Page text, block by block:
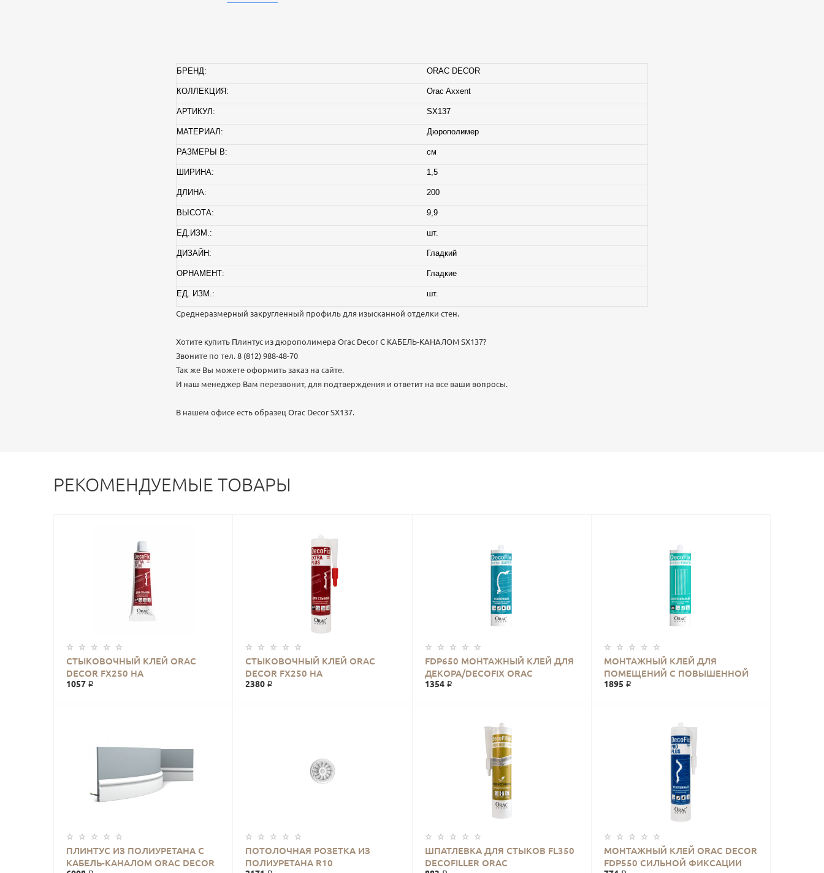
БРЕНД: ORAC DECOR
КОЛЛЕКЦИЯ: Orac Axxent
АРТИКУЛ: SX137
МАТЕРИАЛ: Дюрополимер
РАЗМЕРЫ В: см
ШИРИНА: 1,5
ДЛИНА: 200
ВЫСОТА: 9,9
ЕД.ИЗМ.: шт.
ДИЗАЙН: Гладкий
ОРНАМЕНТ: Гладкие
ЕД. ИЗМ.: шт.
Среднеразмерный закругленный профиль для изысканной отделки стен.
Хотите купить Плинтус из дюрополимера Orac Decor С КАБЕЛЬ-КАНАЛОМ SX137?
Звоните по тел. 8 (812) 988-48-70
Так же Вы можете оформить заказ на сайте.
И наш менеджер Вам перезвонит, для подтверждения и ответит на все ваши вопросы.
В нашем офисе есть образец Orac Decor SX137.
РЕКОМЕНДУЕМЫЕ ТОВАРЫ
CТЫКОВОЧНЫЙ КЛЕЙ ORAC
DECOR FX250 НА
ПОЛИУРЕТАНОВОЙ ОСНОВЕ 80
1057 ₽
СТЫКОВОЧНЫЙ КЛЕЙ ORAC
DECOR FX250 НА
ПОЛИУРЕТАНОВОЙ ОСНОВЕ 310
2380 ₽
FDP650 МОНТАЖНЫЙ КЛЕЙ ДЛЯ
ДЕКОРА/DECOFIX ORAC
1354 ₽
МОНТАЖНЫЙ КЛЕЙ ДЛЯ
ПОМЕЩЕНИЙ С ПОВЫШЕННОЙ
ВЛАЖНОСТЬЮ DECOFIX POWER
1895 ₽
ПЛИНТУС ИЗ ПОЛИУРЕТАНА С
КАБЕЛЬ-КАНАЛОМ ORAC DECOR
ПОТОЛОЧНАЯ РОЗЕТКА ИЗ
ПОЛИУРЕТАНА R10
ШПАТЛЕВКА ДЛЯ СТЫКОВ FL350
DECOFILLER ORAC
МОНТАЖНЫЙ КЛЕЙ ORAC DECOR
FDP550 СИЛЬНОЙ ФИКСАЦИИ